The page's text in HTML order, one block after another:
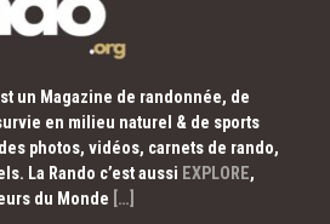
un Magazine de randonnée, de
en milieu naturel & de sports
photos, vidéos, carnets de rando,
La Rando c’est aussi EXPLORE,
du Monde […]